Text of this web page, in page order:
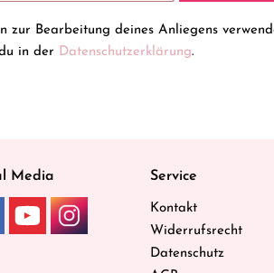
Bearbeitung deines Anliegens
in der Datenschutzerklärung.
Media Service
Kontakt
Widerrufsrecht
Datenschutz